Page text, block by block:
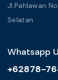
Jl.Pahlawan
Selatan
Whatsapp
+62878-